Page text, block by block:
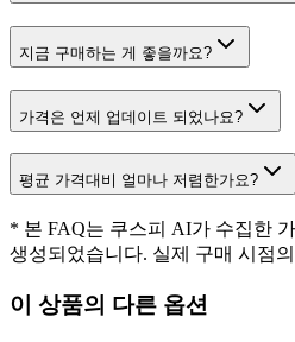
지금 구매하는 게 좋을까요?
가격은 언제 업데이트 되었나요?
평균 가격대비 얼마나 저렴한가요?
* 본 FAQ는 쿠스피 AI가 수집한
생성되었습니다. 실제 구매 시점
이 상품의 다른 옵션